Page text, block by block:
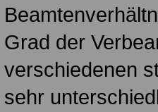
Grad der
verschiedenen
sehr